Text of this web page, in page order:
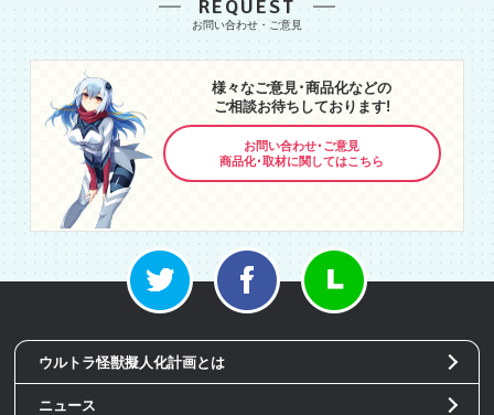
REQUEST
様々なご意見･商品化などの
ご相談お待ちしております!
お問い合わせ･ご意見
商品化･取材に関してはこちら
ウルトラ怪獣擬人化計画とは
ニュース